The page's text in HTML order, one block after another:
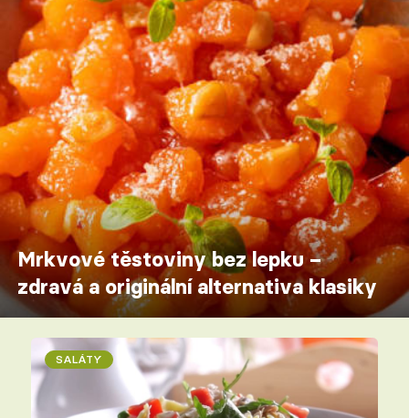
Mrkvové těstoviny bez lepku –
zdravá a originální alternativa klasiky
SALÁTY